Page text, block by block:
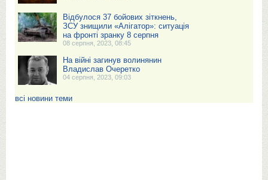
Відбулося 37 бойових зіткнень,
ЗСУ знищили «Алігатор»: ситуація
на фронті зранку 8 серпня
08 серпня, 2023, 08:45
На війні загинув волинянин
Владислав Очеретко
04 серпня, 2023, 09:03
всі новини теми